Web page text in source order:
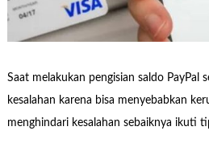
Saat melakukan pengisian saldo PayPal
kesalahan karena bisa menyebabkan
menghindari kesalahan sebaiknya ikuti